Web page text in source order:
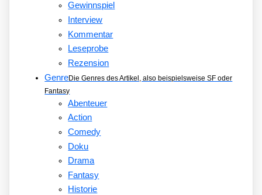
Gewinnspiel
Interview
Kommentar
Leseprobe
Rezension
GenreDie Genres des Artikel, also beispielsweise SF oder
Fantasy
Abenteuer
Action
Comedy
Doku
Drama
Fantasy
Historie